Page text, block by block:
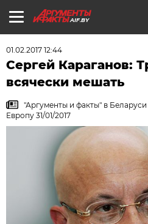
AIF.BY
01.02.2017 12:44
Сергей Караганов:
всячески мешать
"Аргументы и факты" в
Европу 31/01/2017